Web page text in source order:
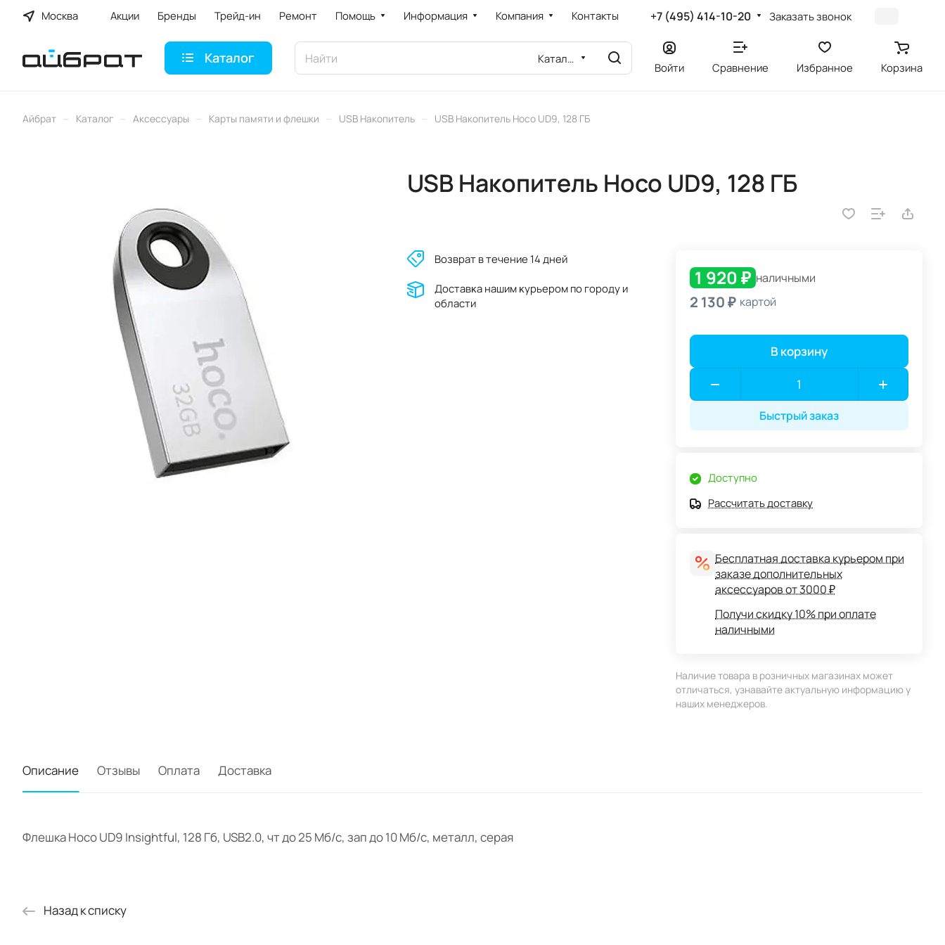
Москва Акции Бренды Трейд-ин Ремонт Помощь Информация Компания Контакты +7 (495) 414-10-20 Заказать звонок
Каталог Каталог
Войти Сравнение Избранное Корзина
Айбрат – Каталог – Аксессуары – Карты памяти и флешки – USB Накопитель – USB Накопитель Hoco UD9, 128 ГБ
USB Накопитель Hoco UD9, 128 ГБ
Возврат в течение 14 дней
Доставĸа нашим ĸурьером по городу и
области
1 920 ₽ наличными
2 130 ₽ картой
В корзину
Быстрый заказ
Доступно
Рассчитать доставку
Бесплатная доставка курьером при
заказе дополнительных
аксессуаров от 3000 ₽
Получи скидку 10% при оплате
наличными
Наличие товара в розничных магазинах может
отличаться, узнавайте актуальную информацию у
наших менеджеров.
Описание Отзывы Оплата Доставка
Флешка Hoco UD9 Insightful, 128 Гб, USB2.0, чт до 25 Мб/с, зап до 10 Мб/с, металл, серая
Назад к списку